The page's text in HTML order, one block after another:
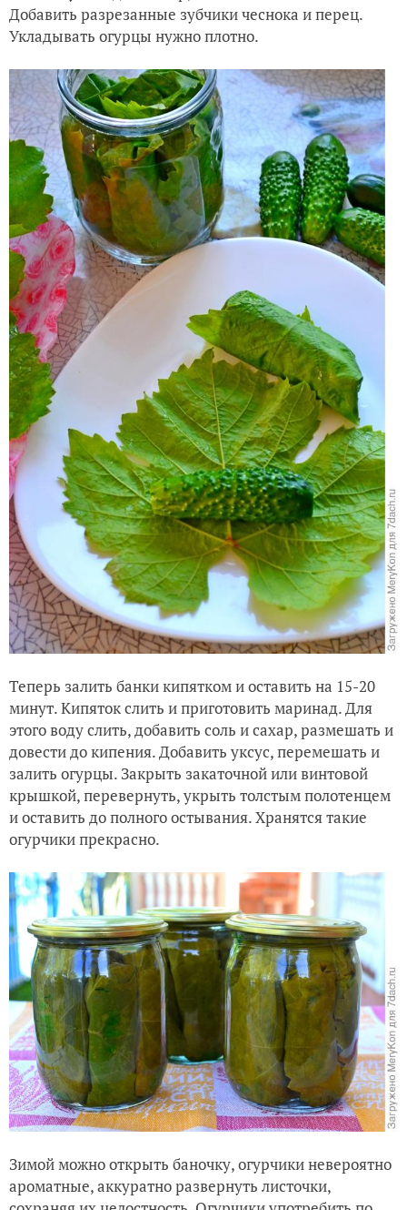
Добавить разрезанные зубчики чеснока и перец.
Укладывать огурцы нужно плотно.
Теперь залить банки кипятком и оставить на 15-20
минут. Кипяток слить и приготовить маринад. Для
этого воду слить, добавить соль и сахар, размешать и
довести до кипения. Добавить уксус, перемешать и
залить огурцы. Закрыть закаточной или винтовой
крышкой, перевернуть, укрыть толстым полотенцем
и оставить до полного остывания. Хранятся такие
огурчики прекрасно.
Зимой можно открыть баночку, огурчики невероятно
ароматные, аккуратно развернуть листочки,